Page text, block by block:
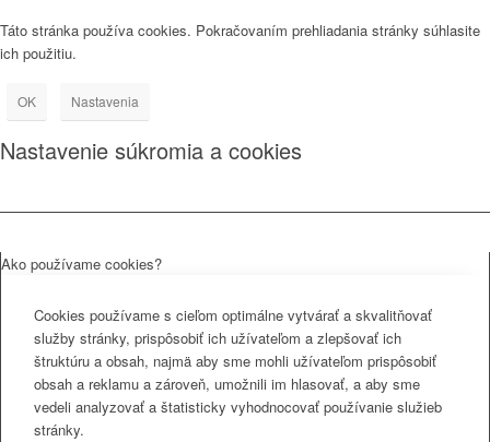
Táto stránka používa cookies. Pokračovaním prehliadania stránky súhlasite
ich použitiu.
OK Nastavenia
Nastavenie súkromia a cookies
Ako používame cookies?
Cookies používame s cieľom optimálne vytvárať a skvalitňovať
služby stránky, prispôsobiť ich užívateľom a zlepšovať ich
štruktúru a obsah, najmä aby sme mohli užívateľom prispôsobiť
obsah a reklamu a zároveň, umožnili im hlasovať, a aby sme
vedeli analyzovať a štatisticky vyhodnocovať používanie služieb
stránky.